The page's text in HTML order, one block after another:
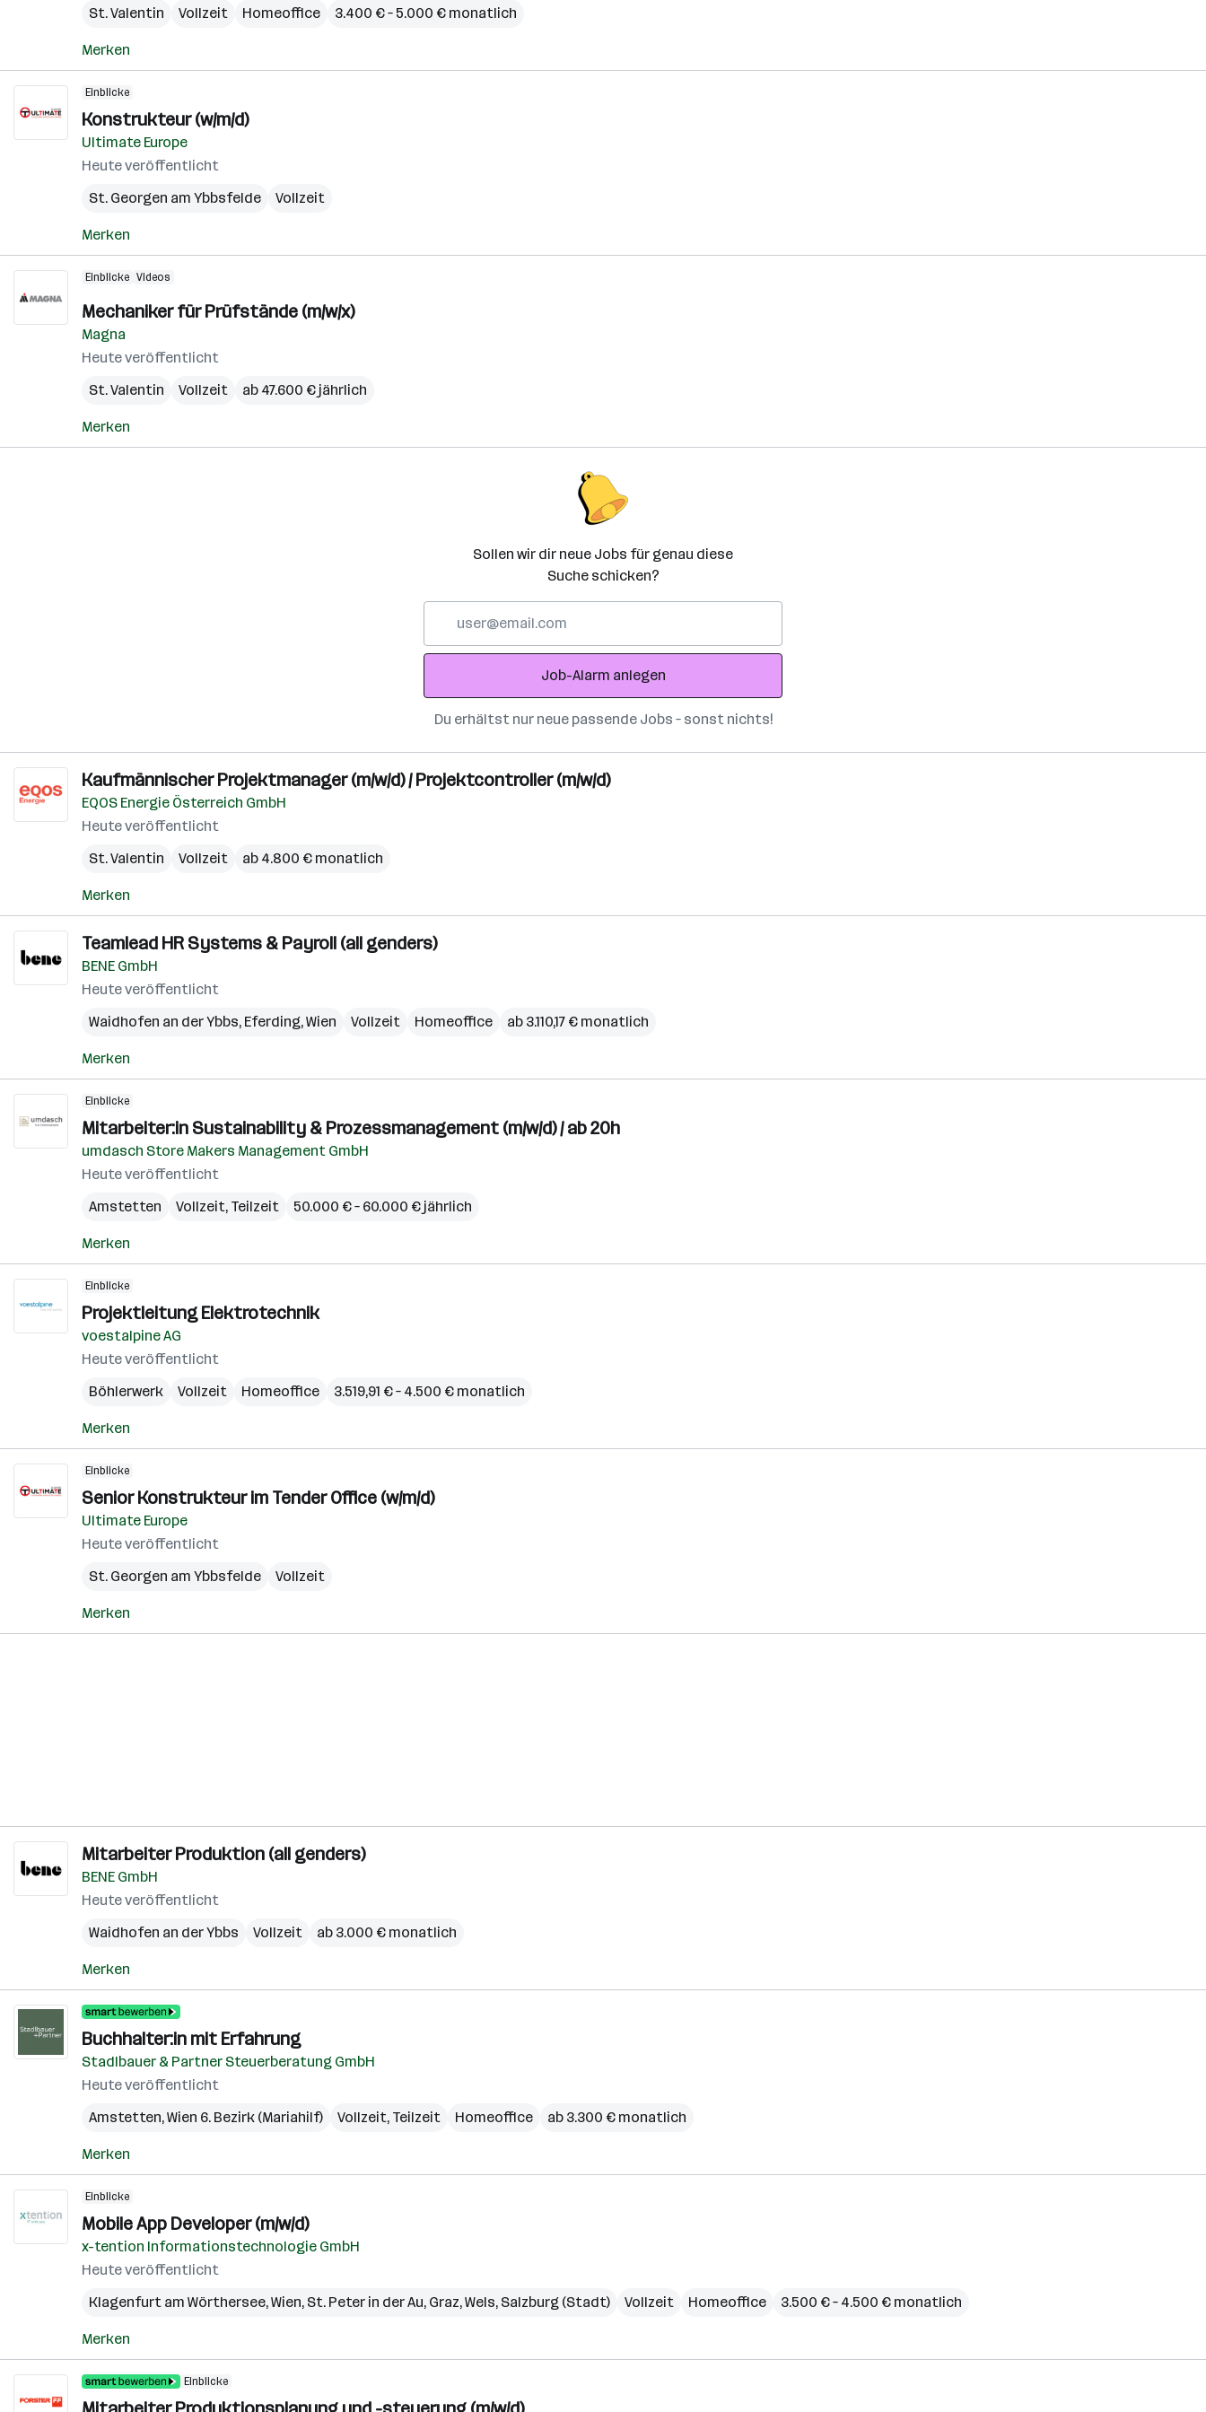
St. Valentin
Vollzeit Homeoffice 3.400 € – 5.000 € monatlich
Merken
Einblicke
Konstrukteur (w/m/d)
Ultimate Europe
Heute veröffentlicht
St. Georgen am Ybbsfelde
Vollzeit
Merken
Einblicke Videos
Mechaniker für Prüfstände (m/w/x)
Magna
Heute veröffentlicht
St. Valentin
Vollzeit ab 47.600 € jährlich
Merken
Sollen wir dir neue Jobs für genau diese
Suche schicken?
Adresse
Job-Alarm anlegen
Du erhältst nur neue passende Jobs – sonst nichts!
Kaufmännischer Projektmanager (m/w/d) / Projektcontroller (m/w/d)
EQOS Energie Österreich GmbH
Heute veröffentlicht
St. Valentin
Vollzeit ab 4.800 € monatlich
Merken
Teamlead HR Systems & Payroll (all genders)
BENE GmbH
Heute veröffentlicht
Waidhofen an der Ybbs, Eferding,Wien Vollzeit Homeoffice ab 3.110,17 € monatlich
Merken
Einblicke
Mitarbeiter:in Sustainability & Prozessmanagement (m/w/d) / ab 20h
umdasch Store Makers Management GmbH
Heute veröffentlicht
Amstetten
Vollzeit, Teilzeit 50.000 € – 60.000 € jährlich
Merken
Einblicke
Projektleitung Elektrotechnik
voestalpine AG
Heute veröffentlicht
Böhlerwerk
Vollzeit Homeoffice 3.519,91 € – 4.500 € monatlich
Merken
Einblicke
Senior Konstrukteur im Tender Office (w/m/d)
Ultimate Europe
Heute veröffentlicht
St. Georgen am Ybbsfelde
Vollzeit
Merken
Mitarbeiter Produktion (all genders)
BENE GmbH
Heute veröffentlicht
Waidhofen an der Ybbs
Vollzeit ab 3.000 € monatlich
Merken
Buchhalter:in mit Erfahrung
Stadlbauer & Partner Steuerberatung GmbH
Heute veröffentlicht
Amstetten,Wien 6. Bezirk (Mariahilf) Vollzeit, Teilzeit Homeoffice ab 3.300 € monatlich
Merken
Einblicke
Mobile App Developer (m/w/d)
x-tention Informationstechnologie GmbH
Heute veröffentlicht
Klagenfurt am Wörthersee,Wien, St. Peter in der Au, Graz,Wels, Salzburg (Stadt) Vollzeit Homeoffice 3.500 € – 4.500 € monatlich
Merken
Einblicke